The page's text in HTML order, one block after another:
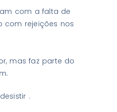
com a falta de
com rejeições nos
mas faz parte do
.